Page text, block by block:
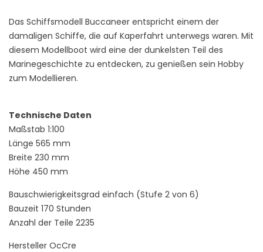
Das Schiffsmodell Buccaneer entspricht einem der
damaligen Schiffe, die auf Kaperfahrt unterwegs waren. Mit
diesem Modellboot wird eine der dunkelsten Teil des
Marinegeschichte zu entdecken, zu genießen sein Hobby
zum Modellieren.
Technische Daten
Maßstab 1:100
Länge 565 mm
Breite 230 mm
Höhe 450 mm
Bauschwierigkeitsgrad einfach (Stufe 2 von 6)
Bauzeit 170 Stunden
Anzahl der Teile 2235
Hersteller OcCre